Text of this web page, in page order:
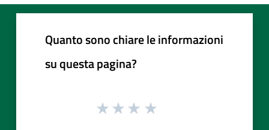
Quanto sono chiare le informazioni
su questa pagina?